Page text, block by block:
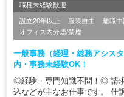
職種未経験歓迎
設立20年以上 服装自由 離職中
オフィス内分煙/禁煙
一般事務（経理・総務アシス
内・事務未経験OK！
◎経験・専門知識不問！◎ 請
込などが主なお仕事です。 仕